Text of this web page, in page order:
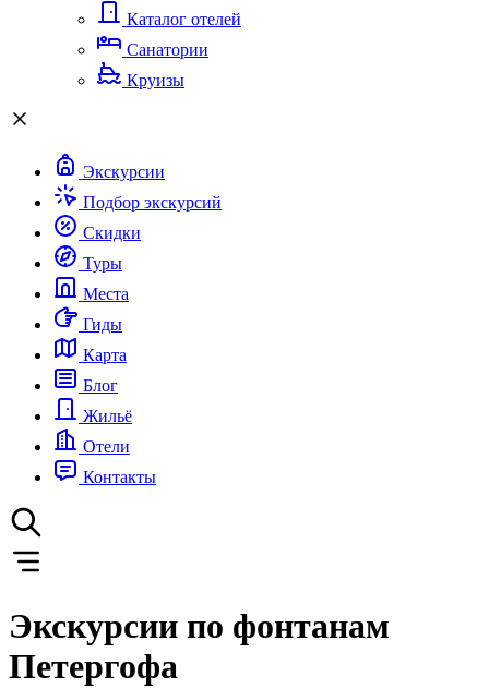
Каталог отелей
Санатории
Круизы
Экскурсии
Подбор экскурсий
Скидки
Туры
Места
Гиды
Карта
Блог
Жильё
Отели
Контакты
Экскурсии по фонтанам
Петергофа